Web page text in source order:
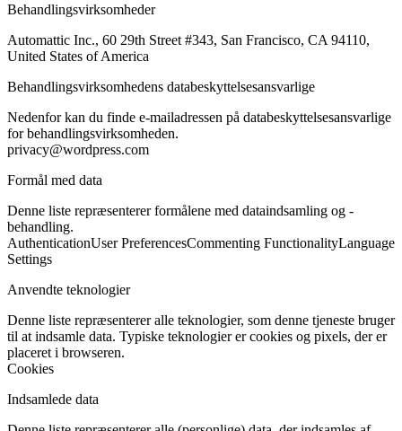
Behandlingsvirksomheder
Automattic Inc., 60 29th Street #343, San Francisco, CA 94110,
United States of America
Behandlingsvirksomhedens databeskyttelsesansvarlige
Nedenfor kan du finde e-mailadressen på databeskyttelsesansvarlige
for behandlingsvirksomheden.
privacy@wordpress.com
Formål med data
Denne liste repræsenterer formålene med dataindsamling og -
behandling.
AuthenticationUser PreferencesCommenting FunctionalityLanguage
Settings
Anvendte teknologier
Denne liste repræsenterer alle teknologier, som denne tjeneste bruger
til at indsamle data. Typiske teknologier er cookies og pixels, der er
placeret i browseren.
Cookies
Indsamlede data